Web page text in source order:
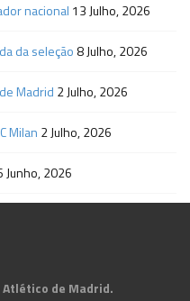
nacional 13 Julho, 2026
da seleção 8 Julho, 2026
Madrid 2 Julho, 2026
Milan 2 Julho, 2026
Junho, 2026
de Madrid.